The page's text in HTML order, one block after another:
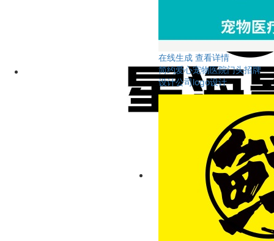
在线生成 查看详情
简约爱心宠物医院门头招牌
设计公司logo设计